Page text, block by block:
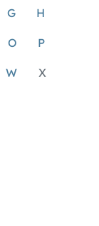
G H
O P
W X